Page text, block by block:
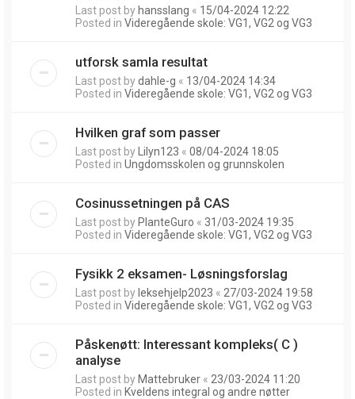
Last post by hansslang « 15/04-2024 12:22
Posted in Videregående skole: VG1, VG2 og VG3
utforsk samla resultat
Last post bydahle-g « 13/04-2024 14:34
Posted in Videregående skole: VG1, VG2 og VG3
Hvilken graf som passer
Last post by Lilyn123 « 08/04-2024 18:05
Posted in Ungdomsskolen og grunnskolen
Cosinussetningen på CAS
Last post by PlanteGuro « 31/03-2024 19:35
Posted in Videregående skole: VG1, VG2 og VG3
Fysikk 2 eksamen- Løsningsforslag
Last post by leksehjelp2023 « 27/03-2024 19:58
Posted in Videregående skole: VG1, VG2 og VG3
Påskenøtt: Interessant kompleks( C )
analyse
Last post by Mattebruker « 23/03-2024 11:20
Posted in Kveldens integral og andre nøtter